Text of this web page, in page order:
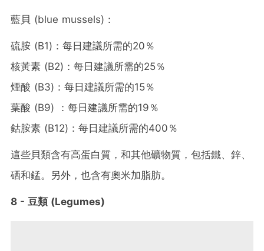
藍貝 (blue mussels)：
硫胺 (B1)：每日建議所需的20％
核黃素 (B2)：每日建議所需的25％
煙酸 (B3)：每日建議所需的15％
葉酸 (B9) ：每日建議所需的19％
鈷胺素 (B12)：每日建議所需的400％
這些貝類含有高蛋白質，和其他礦物質，包括鐵、鋅、
硒和錳。另外，也含有奧米加脂肪。
8 - 豆類 (Legumes)